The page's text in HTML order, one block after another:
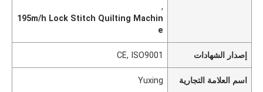
,
195m/h Lock Stitch Quilting Machin
e
إصدار الشهادات CE, ISO9001
اسم العلامة التجارية Yuxing